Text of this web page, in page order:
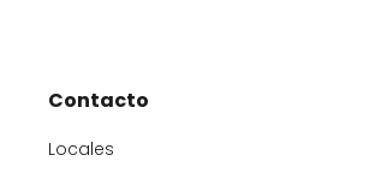
Contacto
Locales